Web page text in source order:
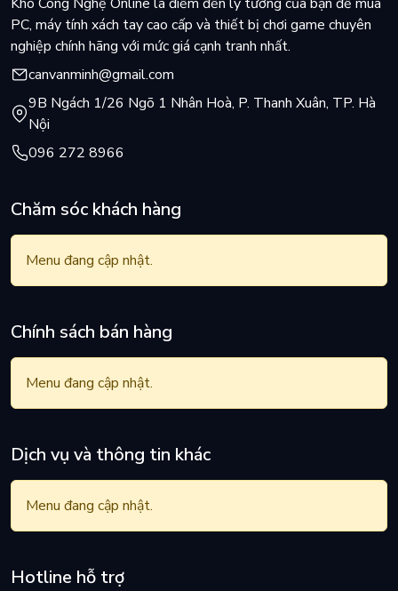
PC, máy tính xách tay cao cấp và thiết bị chơi game chuyên
nghiệp chính hãng với mức giá cạnh tranh nhất.
canvanminh@gmail.com
9B Ngách 1/26 Ngõ 1 Nhân Hoà, P. Thanh Xuân, TP. Hà
Nội
096 272 8966
Chăm sóc khách hàng
Menu đang cập nhật.
Chính sách bán hàng
Menu đang cập nhật.
Dịch vụ và thông tin khác
Menu đang cập nhật.
Hotline hỗ trợ